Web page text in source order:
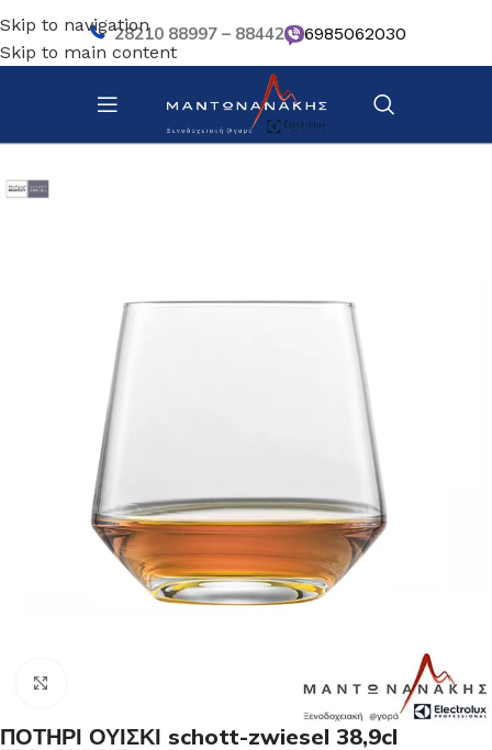
Skip to navigation
Skip to main content
28210 88997 – 88442 6985062030
Αρχική σελίδα/ Επιτραπέζια Είδη/ Ποτήρια
ΠΟΤΗΡΙ ΟΥΙΣΚΙ schott-zwiesel 38,9cl